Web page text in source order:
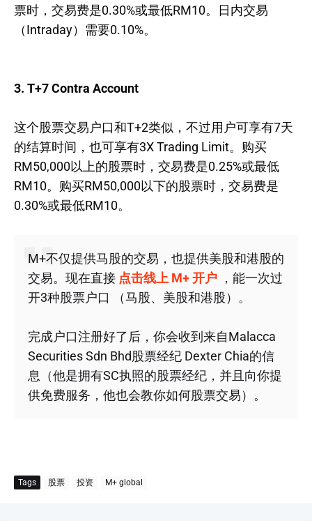
票时，交易费是0.30%或最低RM10。日内交易
（Intraday）需要0.10%。
3. T+7 Contra Account
这个股票交易户口和T+2类似，不过用户可享有7天
的结算时间，也可享有3X Trading Limit。购买
RM50,000以上的股票时，交易费是0.25%或最低
RM10。购买RM50,000以下的股票时，交易费是
0.30%或最低RM10。
M+不仅提供马股的交易，也提供美股和港股的
交易。现在直接 点击线上 M+ 开户 ，能一次过
开3种股票户口 （马股、美股和港股）。
完成户口注册好了后，你会收到来自Malacca
Securities Sdn Bhd股票经纪 Dexter Chia的信
息（他是拥有SC执照的股票经纪，并且向你提
供免费服务，他也会教你如何股票交易）。
Tags 股票 投资 M+ global